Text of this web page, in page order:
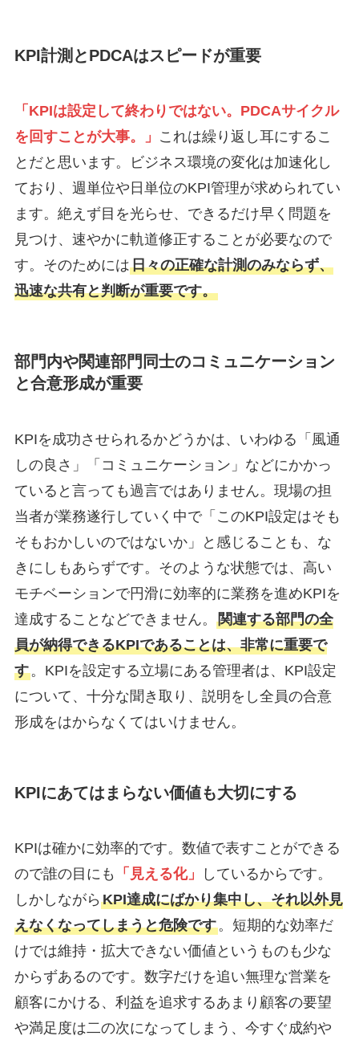
KPI計測とPDCAはスピードが重要
「KPIは設定して終わりではない。PDCAサイクル
を回すことが大事。」 これは繰り返し耳にするこ
とだと思います。ビジネス環境の変化は加速化し
ており、週単位や日単位のKPI管理が求められてい
ます。絶えず目を光らせ、できるだけ早く問題を
見つけ、速やかに軌道修正することが必要なので
す。そのためには日々の正確な計測のみならず、
迅速な共有と判断が重要です。
部門内や関連部門同士のコミュニケーション
と合意形成が重要
KPIを成功させられるかどうかは、いわゆる「風通
しの良さ」「コミュニケーション」などにかかっ
ていると言っても過言ではありません。現場の担
当者が業務遂行していく中で「このKPI設定はそも
そもおかしいのではないか」と感じることも、な
きにしもあらずです。そのような状態では、高い
モチベーションで円滑に効率的に業務を進めKPIを
達成することなどできません。 関連する部門の全
員が納得できるKPIであることは、非常に重要で
す。KPIを設定する立場にある管理者は、KPI設定
について、十分な聞き取り、説明をし全員の合意
形成をはからなくてはいけません。
KPIにあてはまらない価値も大切にする
KPIは確かに効率的です。数値で表すことができる
ので誰の目にも
「見える化」
しているからです。
しかしながら KPI達成にばかり集中し、それ以外見
えなくなってしまうと危険です。短期的な効率だ
けでは維持・拡大できない価値というものも少な
からずあるのです。数字だけを追い無理な営業を
顧客にかける、利益を追求するあまり顧客の要望
や満足度は二の次になってしまう、今すぐ成約や